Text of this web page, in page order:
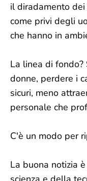
il diradamento
come privi degli
che hanno in
La linea di
donne, perdere i
sicuri, meno
personale che
C'è un modo per
La buona notizia